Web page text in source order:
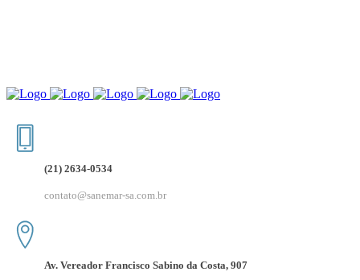
(21) 2634-0534
contato@sanemar-sa.com.br
Av. Vereador Francisco Sabino da Costa, 907